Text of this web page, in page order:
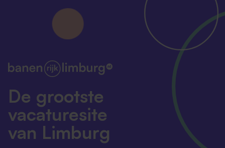
De grootste
vacaturesite
van Limburg